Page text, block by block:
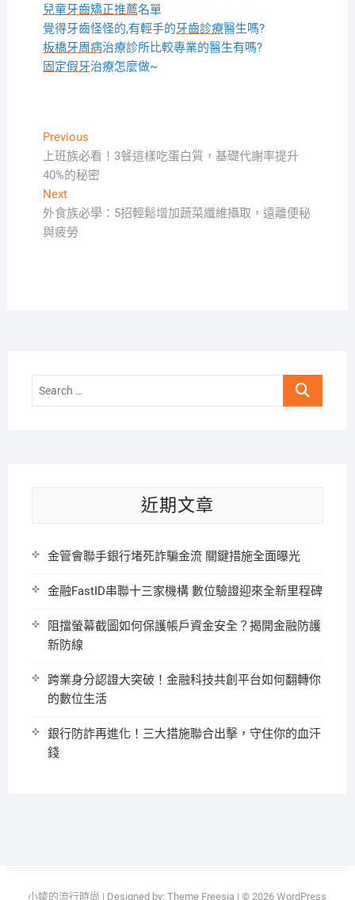
兒童牙齒矯正推薦名單
覺得牙齒怪怪的,有輕手的牙齒診療醫生嗎?
板橋牙周病治療診所比較專業的醫生有嗎?
固定假牙治療怎麼做~
文
章
導
覽
PreviousPrevious
post:
上班族必看！3餐這樣吃蛋白質，基礎代謝率提升
40%的秘密
NextNext
post:
外食族必學：5招輕鬆增加蔬菜纖維攝取，遠離便秘
與疲勞
Search
近期文章
金管會聯手銀行堵死詐騙金流 關鍵措施全面曝光
金融FastID串聯十三家機構 數位驗證迎來全新里程碑
阻擋螢幕截圖如何保護帳戶資金安全？揭開金融防護
新防線
跨業身分認證大突破！金融科技共創平台如何翻轉你
的數位生活
銀行防詐再進化！三大措施聯合出擊，守住你的血汗
錢
小婈的流行時尚 | Designed by:Theme Freesia | © 2026WordPress